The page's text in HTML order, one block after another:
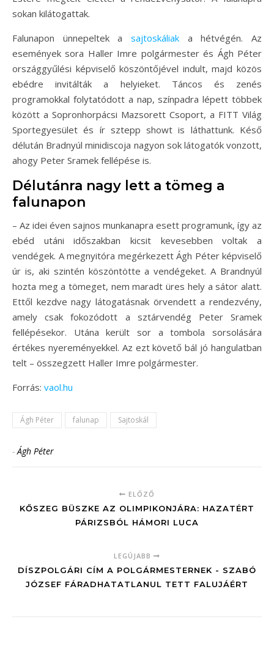
sokan kilátogattak.
Falunapon ünnepeltek a sajtoskáliak a hétvégén. Az
események sora Haller Imre polgármester és Ágh Péter
országgyűlési képviselő köszöntőjével indult, majd közös
ebédre invitálták a helyieket. Táncos és zenés
programokkal folytatódott a nap, színpadra lépett többek
között a Sopronhorpácsi Mazsorett Csoport, a FITT Világ
Sportegyesület és ír sztepp showt is láthattunk. Késő
délután Bradnyúl minidiscoja nagyon sok látogatók vonzott,
ahogy Peter Sramek fellépése is.
Délutánra nagy lett a tömeg a
falunapon
– Az idei éven sajnos munkanapra esett programunk, így az
ebéd utáni időszakban kicsit kevesebben voltak a
vendégek. A megnyitóra megérkezett Ágh Péter képviselő
úr is, aki szintén köszöntötte a vendégeket. A Brandnyúl
hozta meg a tömeget, nem maradt üres hely a sátor alatt.
Ettől kezdve nagy látogatásnak örvendett a rendezvény,
amely csak fokozódott a sztárvendég Peter Sramek
fellépésekor. Utána került sor a tombola sorsolására
értékes nyereményekkel. Az ezt követő bál jó hangulatban
telt – összegzett Haller Imre polgármester.
Forrás: vaol.hu
Ágh Péter falunap Sajtoskál
-Ágh Péter
ELŐZŐ
KŐSZEG BÜSZKE AZ OLIMPIKONJÁRA: HAZATÉRT
PÁRIZSBÓL HÁMORI LUCA
LEGÚJABB
DÍSZPOLGÁRI CÍM A POLGÁRMESTERNEK - SZABÓ
JÓZSEF FÁRADHATATLANUL TETT FALUJÁÉRT